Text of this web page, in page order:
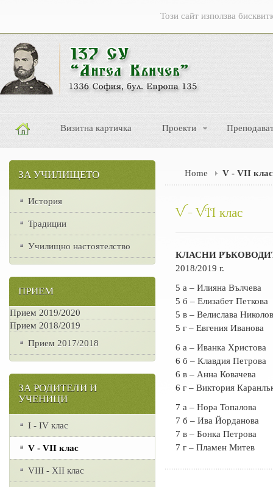
Този сайт използва
Визитна картичка Проекти
Home V - VII клас
V - VII клас
КЛАСНИ
2018/2019 г.
5 а – Илияна Вълчева
5 б – Елизабет Петкова
5 в – Велислава
5 г – Евгения Иванова
6 а – Иванка Христова
6 б – Клавдия Петрова
6 в – Анна Ковачева
6 г – Виктория
7 а – Нора Топалова
7 б – Ива Йорданова
7 в – Бонка Петрова
7 г – Пламен Митев
ЗА УЧИЛИЩЕТО
История
Традиции
Училищно настоятелство
ПРИЕМ
Прием 2019/2020
Прием 2018/2019
Прием 2017/2018
ЗА РОДИТЕЛИ И
УЧЕНИЦИ
I - IV клас
V - VII клас
VІІІ - ХІІ клас